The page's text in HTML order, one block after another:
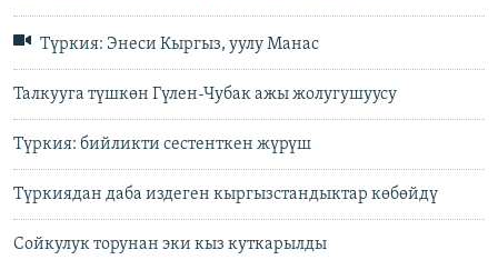
Түркия: Энеси Кыргыз, уулу Манас
Талкууга түшкөн Гүлен-Чубак ажы жолугушуусу
Түркия: бийликти сестенткен жүрүш
Түркиядан даба издеген кыргызстандыктар көбөйдү
Сойкулук торунан эки кыз куткарылды